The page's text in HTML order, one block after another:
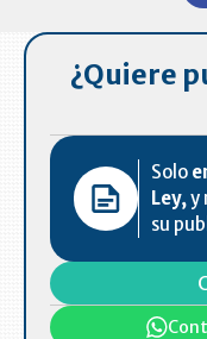
¿Quiere
Solo
Ley,y
su